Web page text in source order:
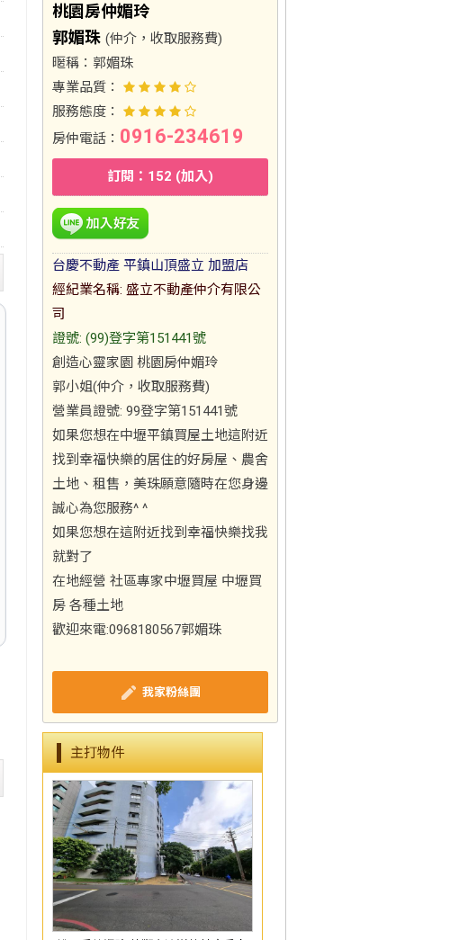
桃園房仲媚玲
郭媚珠 (仲介，收取服務費)
暱稱： 郭媚珠
專業品質：
服務態度：
房仲電話： 0916-234619
訂閱：152 (加入)
台慶不動產 平鎮山頂盛立 加盟店
經紀業名稱: 盛立不動產仲介有限公
司
證號: (99)登字第151441號
創造心靈家園 桃園房仲媚玲
郭小姐(仲介，收取服務費)
營業員證號: 99登字第151441號
如果您想在中壢平鎮買屋土地這附近
找到幸福快樂的居住的好房屋、農舍
土地、租售，美珠願意隨時在您身邊
誠心為您服務^ ^
如果您想在這附近找到幸福快樂找我
就對了
在地經營 社區專家中壢買屋 中壢買
房 各種土地
歡迎來電:0968180567郭媚珠
我家粉絲團
主打物件